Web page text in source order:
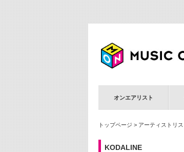
オンエアリスト
トップページ > アーティストリス
KODALINE